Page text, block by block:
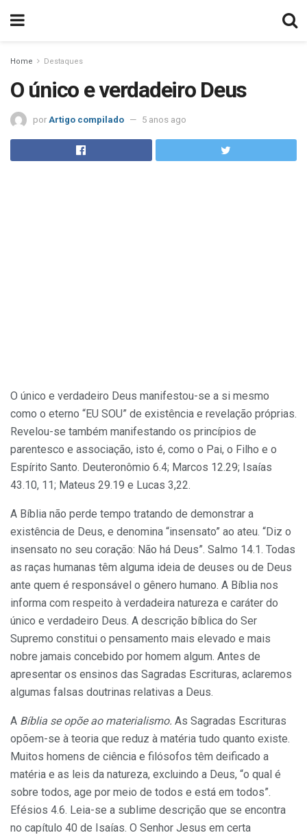
Home Destaques
O único e verdadeiro Deus
por Artigo compilado 5 anos ago
O único e verdadeiro Deus mani­festou-se a si mesmo
como o eterno “EU SOU” de existência e revelação próprias.
Revelou-se também mani­festando os princípios de
parentesco e associação, isto é, como o Pai, o Filho e o
Espírito Santo. Deuteronômio 6.4; Marcos 12.29; Isaías
43.10, 11; Mateus 29.19 e Lucas 3,22.
A Bíblia não perde tempo tratando de demonstrar a
existência de Deus, e denomina “insensato” ao ateu. “Diz o
insensato no seu coração: Não há Deus”. Salmo 14.1. Todas
as raças humanas têm alguma ideia de deuses ou de Deus
ante quem é responsável o gênero humano. A Bíblia nos
informa com respeito à verda­deira natureza e caráter do
único e verdadeiro Deus. A descrição bíblica do Ser
Supremo constitui o pensa­mento mais elevado e mais
nobre jamais concebido por homem algum. Antes de
apresentar os ensinos das Sagradas Escrituras, aclaremos
algumas falsas doutri­nas relativas a Deus.
A Bíblia se opõe ao materialismo. As Sagradas Escrituras
opõem-se à teoria que reduz à matéria tudo quanto existe.
Muitos homens de ciência e filósofos têm deificado a
matéria e as leis da natureza, excluindo a Deus, “o qual é
sobre todos, age por meio de todos e está em todos”.
Efésios 4.6. Leia-se a sublime descri­ção que se encontra
no capítulo 40 de Isaías. O Senhor Jesus em certa